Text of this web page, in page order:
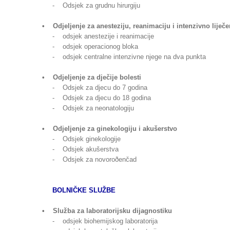
- Odsjek za grudnu hirurgiju
• Odjeljenje za anesteziju, reanimaciju i intenzivno
- odsjek anestezije i reanimacije
- odsjek operacionog bloka
- odsjek centralne intenzivne njege na dva punkta
• Odjeljenje za dječije bolesti
- Odsjek za djecu do 7 godina
- Odsjek za djecu do 18 godina
- Odsjek za neonatologiju
• Odjeljenje za ginekologiju i akušerstvo
- Odsjek ginekologije
- Odsjek akušerstva
- Odsjek za novoroðenčad
BOLNIČKE SLUŽBE
• Služba za laboratorijsku dijagnostiku
- odsjek biohemijskog laboratorija